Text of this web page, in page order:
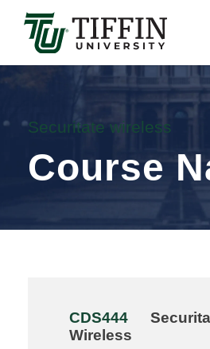
Securitate wireless
Course
CDS444
Wireless